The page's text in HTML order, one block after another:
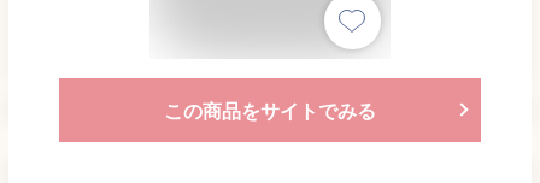
この商品をサイトでみる